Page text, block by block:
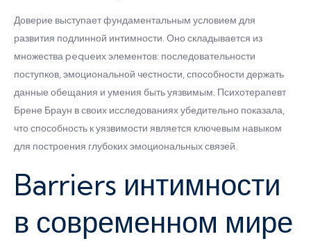
Доверие выступает фундаментальным условием для
развития подлинной интимности. Оно складывается из
множества pequeих элементов: последовательности
поступков, эмоциональной честности, способности держать
данные обещания и умения быть уязвимым. Психотерапевт
Брене Браун в своих исследованиях убедительно показала,
что способность к уязвимости является ключевым навыком
для построения глубоких эмоциональных связей.
Barriers интимности
в современном мире